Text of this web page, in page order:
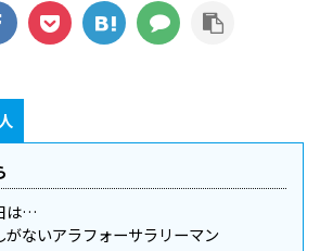
は…
ないアラフォーサラリーマン